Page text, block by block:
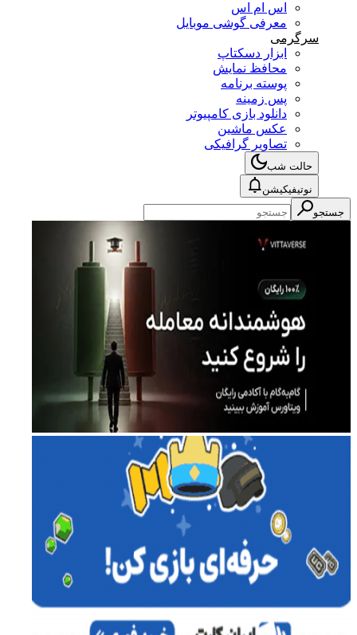
اس ام اس
معرفی گوشی موبایل
سرگرمی
ابزار دسکتاپ
محافظ نمایش
پوسته برنامه
پس زمینه
دانلود بازی کامپیوتر
عکس ماشین
تصاویر گرافیکی
حالت شب
نوتیفیکیشن
جستجو